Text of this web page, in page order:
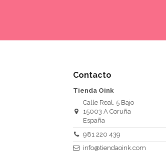
Contacto
Tienda Oink
Calle Real, 5 Bajo
15003 A Coruña
España
981 220 439
info@tiendaoink.com